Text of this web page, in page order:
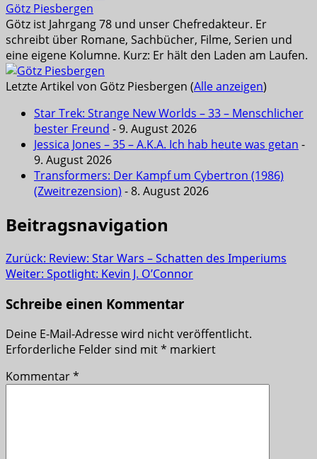
Götz Piesbergen
Götz ist Jahrgang 78 und unser Chefredakteur. Er
schreibt über Romane, Sachbücher, Filme, Serien und
eine eigene Kolumne. Kurz: Er hält den Laden am Laufen.
Letzte Artikel von Götz Piesbergen (Alle anzeigen)
Star Trek: Strange New Worlds – 33 – Menschlicher
bester Freund - 9. August 2026
Jessica Jones – 35 – A.K.A. Ich hab heute was getan -
9. August 2026
Transformers: Der Kampf um Cybertron (1986)
(Zweitrezension) - 8. August 2026
Beitragsnavigation
Zurück: Review: Star Wars – Schatten des Imperiums
Weiter: Spotlight: Kevin J. O’Connor
Schreibe einen Kommentar
Deine E-Mail-Adresse wird nicht veröffentlicht.
Erforderliche Felder sind mit* markiert
Kommentar*